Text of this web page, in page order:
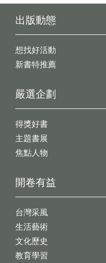
出版動態
想找好活動
新書特推薦
開卷有益
台灣采風
生活藝術
文化歷史
教育學習
嚴選企劃
得獎好書
主題書展
焦點人物